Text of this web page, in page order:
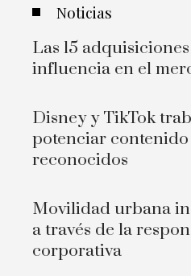
Noticias
Las 15
influencia en el
Disney y TikTok
potenciar
reconocidos
Movilidad urbana
a través de la
corporativa